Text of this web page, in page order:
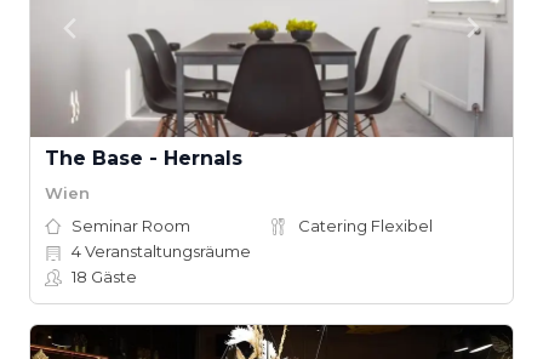
The Base - Hernals
Wien
Seminar Room
Catering Flexibel
4Veranstaltungsräume
18 Gäste